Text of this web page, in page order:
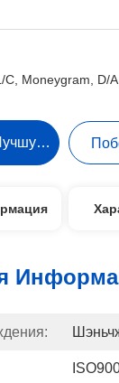
Moneygram, D/
Получите Самую Лучшую Цену